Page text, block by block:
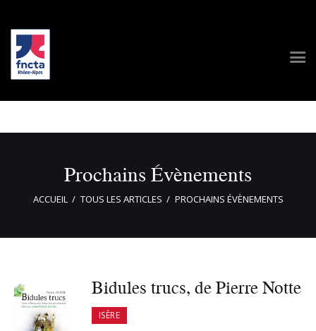
Prochains Évènements
ACCUEIL TOUS LES ARTICLES PROCHAINS ÉVÈNEMENTS
Bidules trucs, de Pierre Notte
ISÈRE